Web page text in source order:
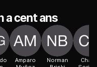
a cent ans
Amparo
Norman
Charo